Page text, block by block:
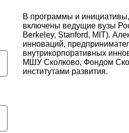
В программы и
включены ведущие вузы
Berkeley, Stanford, MIT).
инноваций,
внутрикорпоративных
МШУ Сколково, Фондом
институтами развития.